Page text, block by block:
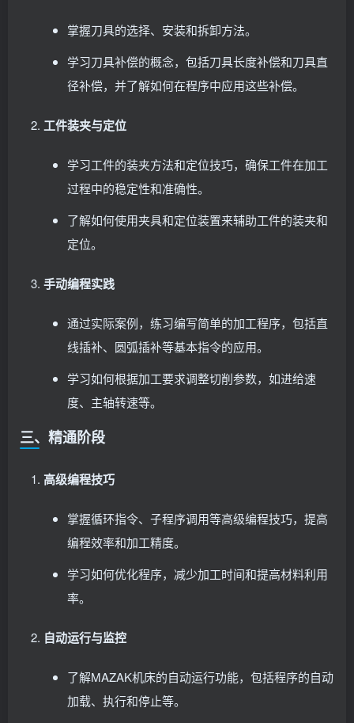
掌握刀具的选择、安装和拆卸方法。
学习刀具补偿的概念，包括刀具长度补偿和刀具直
径补偿，并了解如何在程序中应用这些补偿。
工件装夹与定位
学习工件的装夹方法和定位技巧，确保工件在加工
过程中的稳定性和准确性。
了解如何使用夹具和定位装置来辅助工件的装夹和
定位。
手动编程实践
通过实际案例，练习编写简单的加工程序，包括直
线插补、圆弧插补等基本指令的应用。
学习如何根据加工要求调整切削参数，如进给速
度、主轴转速等。
三、精通阶段
高级编程技巧
掌握循环指令、子程序调用等高级编程技巧，提高
编程效率和加工精度。
学习如何优化程序，减少加工时间和提高材料利用
率。
自动运行与监控
了解MAZAK机床的自动运行功能，包括程序的自动
加载、执行和停止等。